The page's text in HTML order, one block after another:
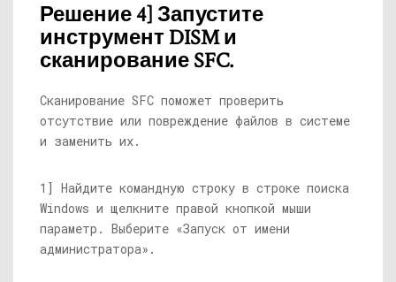
Решение 4] Запустите
инструмент DISM и
сканирование SFC.
Сканирование SFC поможет проверить
отсутствие или повреждение файлов в системе
и заменить их.
1] Найдите командную строку в строке поиска
Windows и щелкните правой кнопкой мыши
параметр. Выберите «Запуск от имени
администратора».